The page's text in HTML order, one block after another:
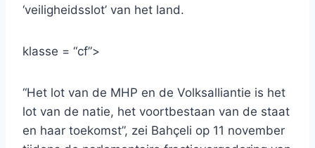
‘veiligheidsslot’ van het land.
klasse = “cf”>
“Het lot van de MHP en de Volksalliantie is het
lot van de natie, het voortbestaan ​​van de staat
en haar toekomst”, zei Bahçeli op 11 november